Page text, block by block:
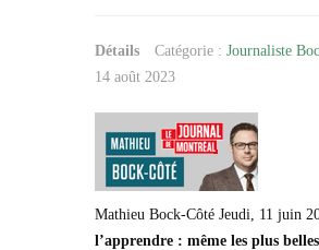
Détails Catégorie : Journaliste
14 août 2023
Mathieu Bock-Côté Jeudi, 11 juin
l’apprendre : même les plus